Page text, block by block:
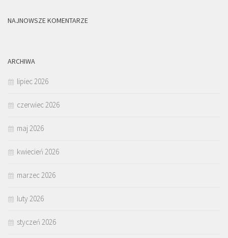
NAJNOWSZE KOMENTARZE
ARCHIWA
lipiec 2026
czerwiec 2026
maj 2026
kwiecień 2026
marzec 2026
luty 2026
styczeń 2026